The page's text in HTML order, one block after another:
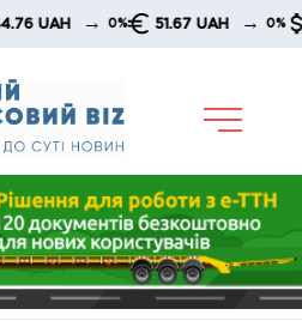
→ 0% 51.67 UAH → 0%